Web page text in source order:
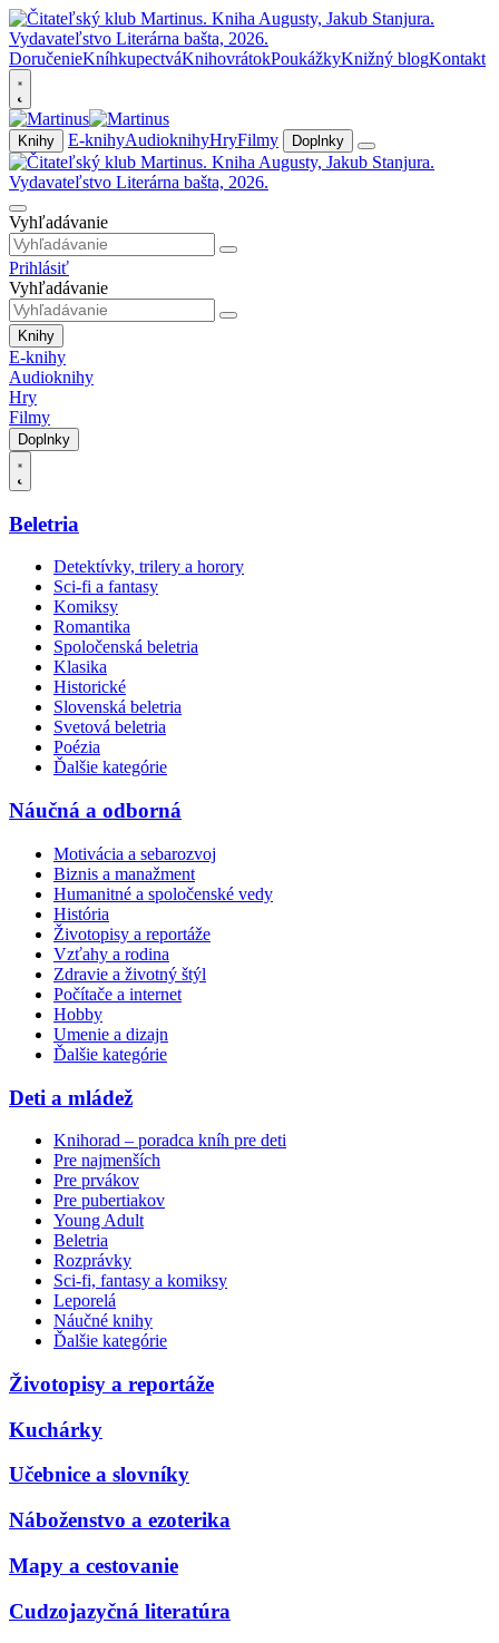
DoručenieKníhkupectváKnihovrátokPoukážkyKnižný blogKontakt
Knihy E-knihyAudioknihyHryFilmy Doplnky
Vyhľadávanie
Prihlásiť
Vyhľadávanie
Knihy
E-knihy
Audioknihy
Hry
Filmy
Doplnky
Beletria
Detektívky, trilery a horory
Sci-fi a fantasy
Komiksy
Romantika
Spoločenská beletria
Klasika
Historické
Slovenská beletria
Svetová beletria
Poézia
Ďalšie kategórie
Náučná a odborná
Motivácia a sebarozvoj
Biznis a manažment
Humanitné a spoločenské vedy
História
Životopisy a reportáže
Vzťahy a rodina
Zdravie a životný štýl
Počítače a internet
Hobby
Umenie a dizajn
Ďalšie kategórie
Deti a mládež
Knihorad – poradca kníh pre deti
Pre najmenších
Pre prvákov
Pre pubertiakov
Young Adult
Beletria
Rozprávky
Sci-fi, fantasy a komiksy
Leporelá
Náučné knihy
Ďalšie kategórie
Životopisy a reportáže
Kuchárky
Učebnice a slovníky
Náboženstvo a ezoterika
Mapy a cestovanie
Cudzojazyčná literatúra